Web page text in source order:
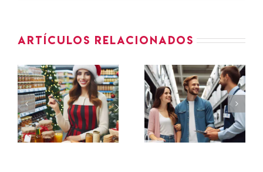
Artículos relacionados
PROMOTORES
PEQUEÑO
ELECTRODOMÉSTICO
EN
MARBELLA
ASESOR-
VENDEDOR
de
en SECCIÓN
BODEGA